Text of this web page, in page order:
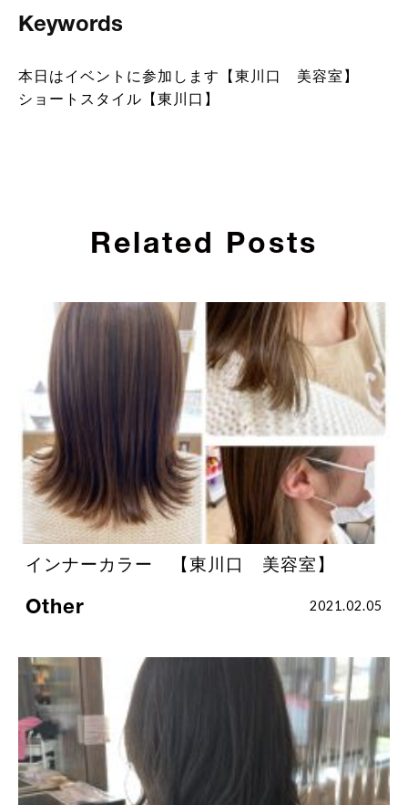
Keywords
本日はイベントに参加します【東川口 美容室】
ショートスタイル【東川口】
Related Posts
インナーカラー 【東川口 美容室】
Other 2021.02.05